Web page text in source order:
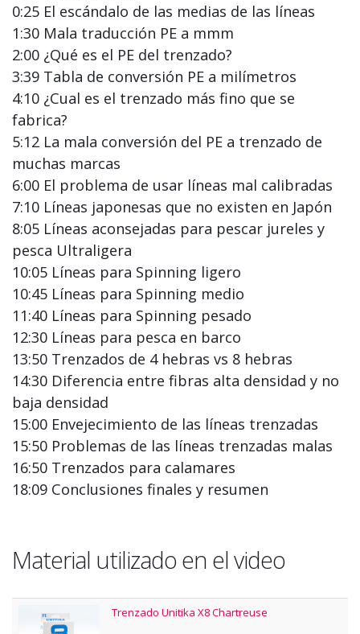
0:25 El escándalo de las medias de las líneas
1:30 Mala traducción PE a mmm
2:00 ¿Qué es el PE del trenzado?
3:39 Tabla de conversión PE a milímetros
4:10 ¿Cual es el trenzado más fino que se
fabrica?
5:12 La mala conversión del PE a trenzado de
muchas marcas
6:00 El problema de usar líneas mal calibradas
7:10 Líneas japonesas que no existen en Japón
8:05 Líneas aconsejadas para pescar jureles y
pesca Ultraligera
10:05 Líneas para Spinning ligero
10:45 Líneas para Spinning medio
11:40 Líneas para Spinning pesado
12:30 Líneas para pesca en barco
13:50 Trenzados de 4 hebras vs 8 hebras
14:30 Diferencia entre fibras alta densidad y no
baja densidad
15:00 Envejecimiento de las líneas trenzadas
15:50 Problemas de las líneas trenzadas malas
16:50 Trenzados para calamares
18:09 Conclusiones finales y resumen
Material utilizado en el video
Trenzado Unitika X8 Chartreuse